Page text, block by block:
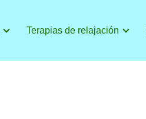
Terapias de relajación